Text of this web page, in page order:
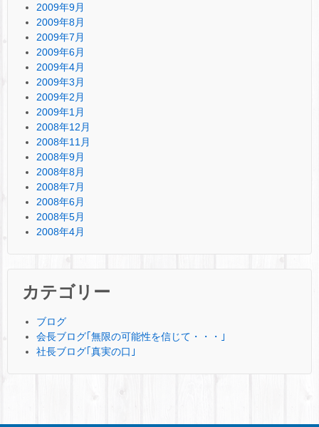
2009年9月
2009年8月
2009年7月
2009年6月
2009年4月
2009年3月
2009年2月
2009年1月
2008年12月
2008年11月
2008年9月
2008年8月
2008年7月
2008年6月
2008年5月
2008年4月
カテゴリー
ブログ
会長ブログ｢無限の可能性を信じて・・・｣
社長ブログ｢真実の口｣